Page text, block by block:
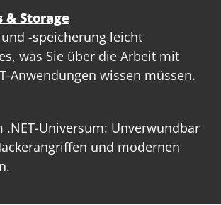
& Storage
-speicherung leicht
was Sie über die Arbeit mit
Anwendungen wissen müssen.
.NET-Universum: Unverwundbar
und modernen